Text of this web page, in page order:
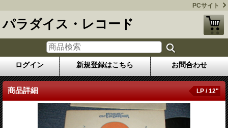
PCサイト
パラダイス・レコード
ログイン 新規登録はこちら お問合わせ
商品詳細 LP / 12"